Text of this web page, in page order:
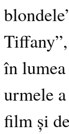
în
urmele
film și